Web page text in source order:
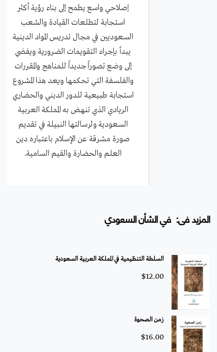
إصلاحي واسع يطمح إلى بناء رؤية أكثر
استجابة لتطلعات القيادة والشعب
السعوديين في مجال تدريس المواد الدينية
يبدأ بإجراء التقويمات الضرورية ويفضي
إلى وضع تصوراً جديداً للمناهج والمقررات
والفلسفة التي تحكمها ويعد هذا المشروع
استجابة طبيعية للدور الديني والحضاري
الريادي الذي تنهض به المملكة العربية
السعودية ولرسالتها النبيلة في تقديم
صورة مشرقة عن الإسلام باعتباره دين
العلم والحضارة والقيم السامية.
المزيد فى: في الشأن السعودي
السلطة التنظيمية في المملكة العربية السعودية
$12.00
زمن الصحوة
$16.00